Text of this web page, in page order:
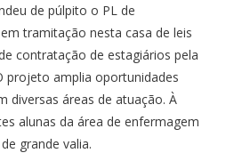
de púlpito o PL de
tramitação nesta casa de leis
contratação de estagiários pela
projeto amplia oportunidades
diversas áreas de atuação. À
alunas da área de enfermagem
grande valia.